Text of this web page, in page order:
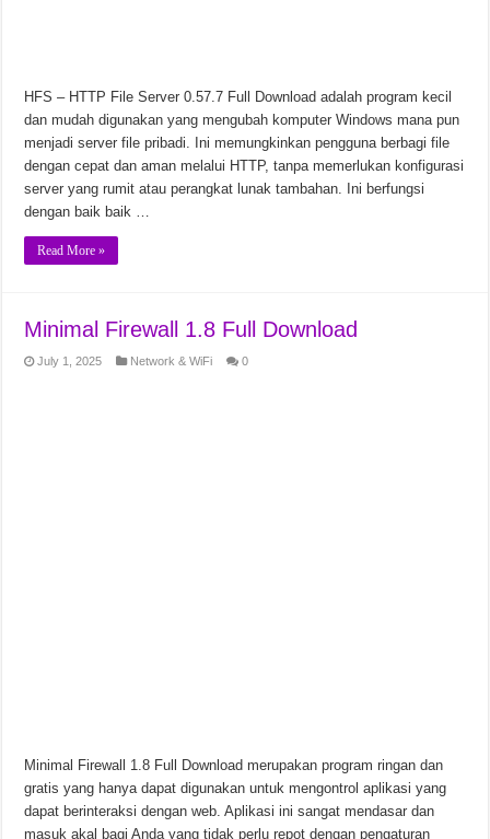
HFS – HTTP File Server 0.57.7 Full Download adalah program kecil
dan mudah digunakan yang mengubah komputer Windows mana pun
menjadi server file pribadi. Ini memungkinkan pengguna berbagi file
dengan cepat dan aman melalui HTTP, tanpa memerlukan konfigurasi
server yang rumit atau perangkat lunak tambahan. Ini berfungsi
dengan baik baik …
Read More »
Minimal Firewall 1.8 Full Download
July 1, 2025 Network & WiFi 0
Minimal Firewall 1.8 Full Download merupakan program ringan dan
gratis yang hanya dapat digunakan untuk mengontrol aplikasi yang
dapat berinteraksi dengan web. Aplikasi ini sangat mendasar dan
masuk akal bagi Anda yang tidak perlu repot dengan pengaturan